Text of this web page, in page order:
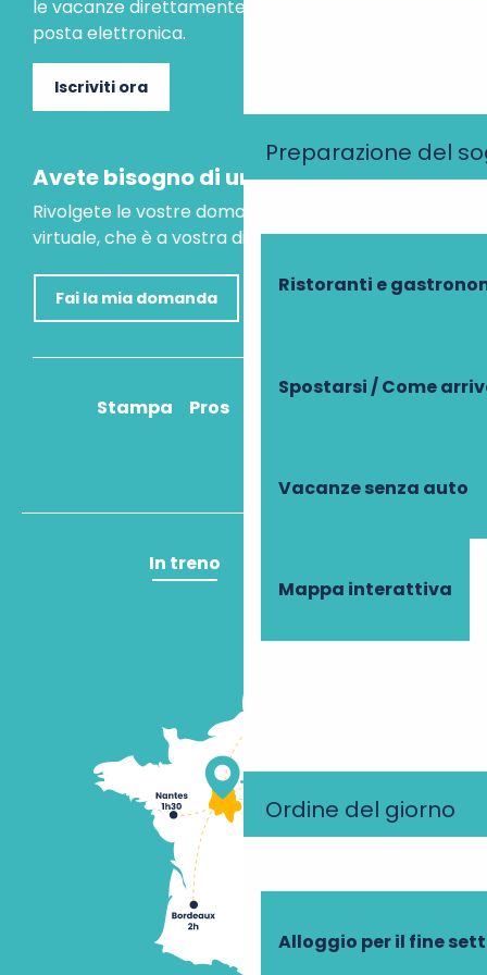
Preparazione del
Ristoranti e
Spostarsi / Come
Vacanze senza auto
Mappa interattiva
Ordine del giorno
Alloggio per il fine
le vacanze direttamente nella tua casella di
posta elettronica.
Iscriviti ora
Avete bisogno di un consiglio?
Rivolgete le vostre domande al nostro assistente
virtuale, che è a vostra disposizione per aiutarvi.
Fai la mia domanda
Stampa Pros
In treno